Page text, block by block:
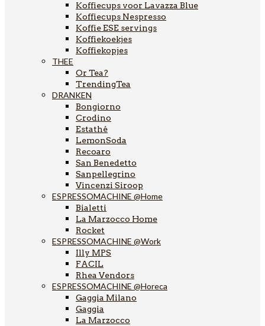
Koffiecups voor Lavazza Blue
Koffiecups Nespresso
Koffie ESE servings
Koffiekoekjes
Koffiekopjes
THEE
Or Tea?
TrendingTea
DRANKEN
Bongiorno
Crodino
Estathé
LemonSoda
Recoaro
San Benedetto
Sanpellegrino
Vincenzi Siroop
ESPRESSOMACHINE @Home
Bialetti
La Marzocco Home
Rocket
ESPRESSOMACHINE @Work
Illy MPS
FACIL
Rhea Vendors
ESPRESSOMACHINE @Horeca
Gaggia Milano
Gaggia
La Marzocco